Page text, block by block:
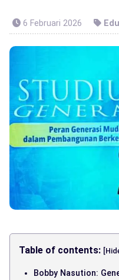
6 Februari 2026
Table of contents:
Bobby Nasution: